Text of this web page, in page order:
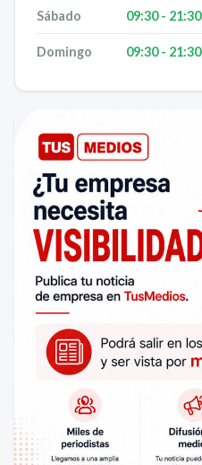
Sábado 09:30 - 21:30
Domingo 09:30 - 21:30